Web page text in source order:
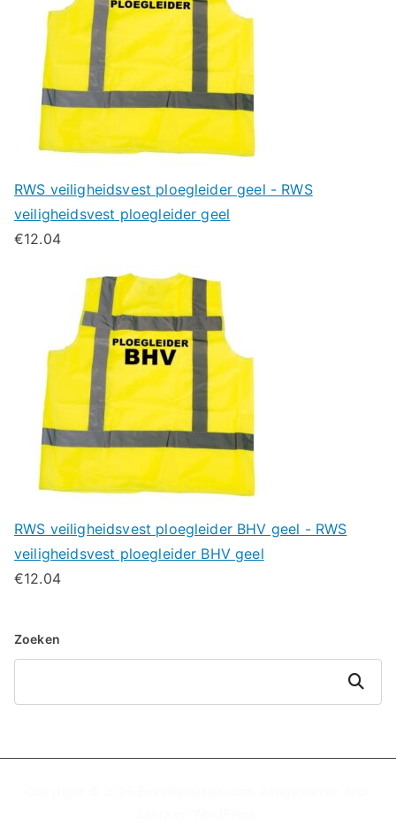
RWS veiligheidsvest ploegleider geel - RWS
veiligheidsvest ploegleider geel
€12.04
RWS veiligheidsvest ploegleider BHV geel - RWS
veiligheidsvest ploegleider BHV geel
€12.04
Zoeken
Zoeken